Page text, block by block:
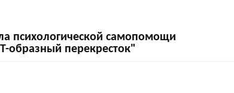
самопомощи
образный перекресток"